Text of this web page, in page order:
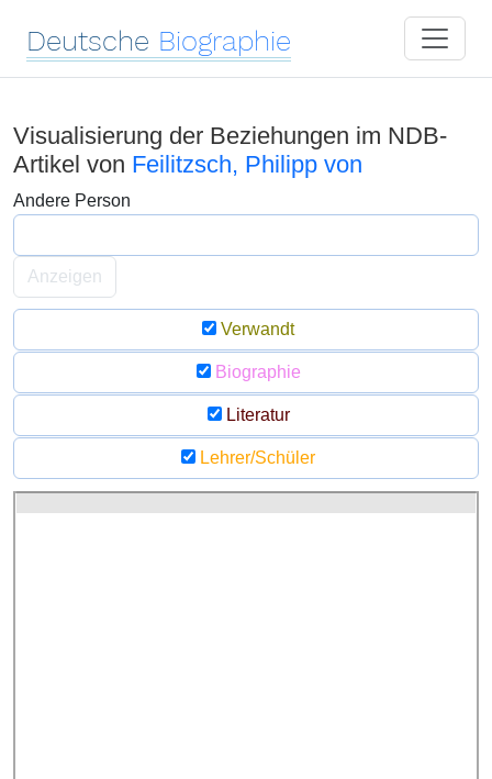
Deutsche Biographie
Visualisierung der Beziehungen im NDB-
Artikel von Feilitzsch, Philipp von
Andere Person
Anzeigen
Verwandt
Biographie
Literatur
Lehrer/Schüler